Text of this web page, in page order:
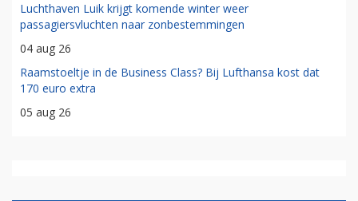
Luchthaven Luik krijgt komende winter weer
passagiersvluchten naar zonbestemmingen
04 aug 26
Raamstoeltje in de Business Class? Bij Lufthansa kost dat
170 euro extra
05 aug 26